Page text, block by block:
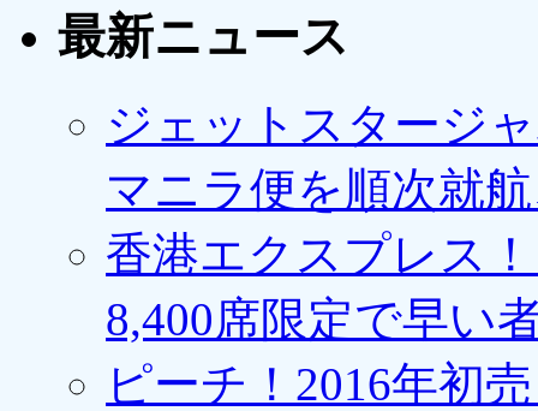
最新ニュース
ジェットスタージ
マニラ便を順次就
香港エクスプレス
8,400席限定で早い
ピーチ！2016年初